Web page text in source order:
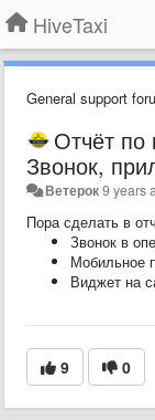
HiveTaxi
General support
Отчёт по
Звонок,
Ветерок9 years
Пора сделать в
Звонок в
Мобильное
Виджет на
9 0